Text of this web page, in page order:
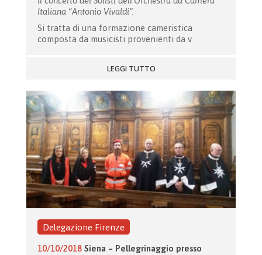
Italiana “Antonio Vivaldi”.
Si tratta di una formazione cameristica
composta da musicisti provenienti da v
LEGGI TUTTO
Delegazione Firenze
10/10/2018 Siena – Pellegrinaggio presso